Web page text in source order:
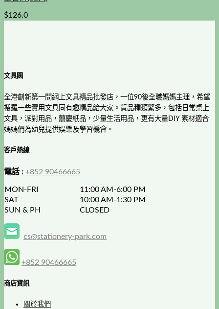
$126.0
文具園
全港創新第一間網上文具精品批發店，一位90後全職媽媽主理，希望
搜羅一些實用文具同有趣精品給大家。貨品種類繁多，包括日常桌上
文具，派對用品，囍慶紙品，少量生活用品，更有大量DIY 素材適合
媽媽們為幼兒提供娛樂及學習機會。
客戶熱線
電話 : +852 90466665
MON-FRI
11:00 AM-6:00 PM
SAT
10:00 AM-1:30 PM
SUN & PH
CLOSED
cs@stationery-park.com
+852 90466665
商店資訊
關於我們